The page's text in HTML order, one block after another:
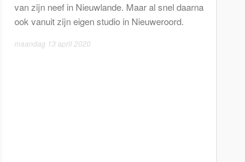
van zijn neef in Nieuwlande. Maar al snel daarna
ook vanuit zijn eigen studio in Nieuweroord.
maandag 13 april 2020